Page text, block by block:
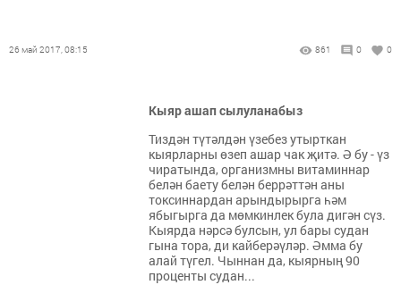
26 май 2017, 08:15 861 0 0
Кыяр ашап сылуланабыз
Тиздән түтәлдән үзебез утырткан
кыярларны өзеп ашар чак җитә. Ә бу - үз
чиратында, организмны витаминнар
белән баету белән беррәттән аны
токсиннардан арындырырга һәм
ябыгырга да мөмкинлек була дигән сүз.
Кыярда нәрсә булсын, ул бары судан
гына тора, ди кайберәүләр. Әмма бу
алай түгел. Чыннан да, кыярның 90
проценты судан...